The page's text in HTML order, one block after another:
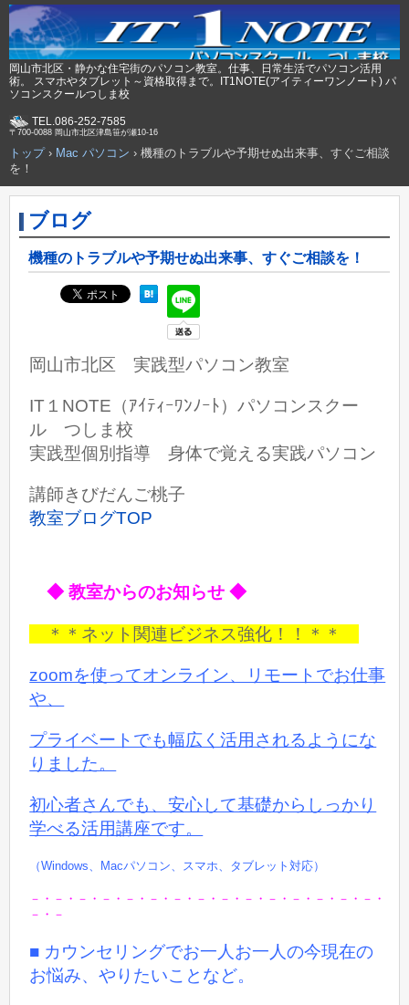
岡山市北区・静かな住宅街のパソコン教室。仕事、日常生活でパソコン活用
術。 スマホやタブレット～資格取得まで。IT1NOTE(アイティーワンノート) パ
ソコンスクールつしま校
TEL.086-252-7585
〒700-0088 岡山市北区津島笹が瀬10-16
トップ› Mac パソコン › 機種のトラブルや予期せぬ出来事、すぐご相談
を！
ブログ
機種のトラブルや予期せぬ出来事、すぐご相談を！
岡山市北区 実践型パソコン教室
IT１NOTE（ｱｲﾃｨｰﾜﾝﾉｰﾄ）パソコンスクー
ル つしま校
実践型個別指導 身体で覚える実践パソコン
講師きびだんご桃子
教室ブログTOP
◆ 教室からのお知らせ ◆
＊＊ネット関連ビジネス強化！！＊＊
zoomを使ってオンライン、リモートでお仕事
や、
プライベートでも幅広く活用されるようにな
りました。
初心者さんでも、安心して基礎からしっかり
学べる活用講座です。
（Windows、Macパソコン、スマホ、タブレット対応）
－・－・－・－・－・－・－・－・－・－・－・－・－・－・－・
－・－
■ カウンセリングでお一人お一人の今現在の
お悩み、やりたいことなど。